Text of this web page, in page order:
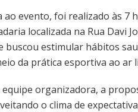
ao evento, foi realizado às 7
localizada na Rua Davi
buscou estimular hábitos
da prática esportiva ao ar
equipe organizadora, a
o clima de